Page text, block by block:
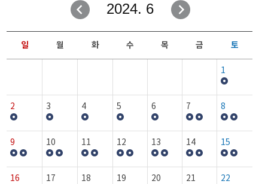
2024. 6
일 월 화 수 목 금 토
1
2 3 4 5 6 7 8
9 10 11 12 13 14 15
16 17 18 19 20 21 22